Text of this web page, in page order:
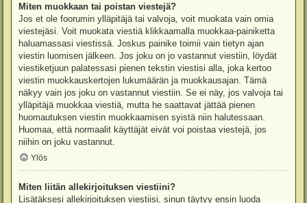
Miten muokkaan tai poistan viestejä?
Jos et ole foorumin ylläpitäjä tai valvoja, voit muokata vain omia
viestejäsi. Voit muokata viestiä klikkaamalla muokkaa-painiketta
haluamassasi viestissä. Joskus painike toimii vain tietyn ajan
viestin luomisen jälkeen. Jos joku on jo vastannut viestiin, löydät
viestiketjuun palatessasi pienen tekstin viestisi alla, joka kertoo
viestin muokkauskertojen lukumäärän ja muokkausajan. Tämä
näkyy vain jos joku on vastannut viestiin. Se ei näy, jos valvoja tai
ylläpitäjä muokkaa viestiä, mutta he saattavat jättää pienen
huomautuksen viestin muokkaamisen syistä niin halutessaan.
Huomaa, että normaalit käyttäjät eivät voi poistaa viestejä, jos
niihin on joku vastannut.
Ylös
Miten liitän allekirjoituksen viestiini?
Lisätäksesi allekirjoituksen viestiisi, sinun täytyy ensin luoda